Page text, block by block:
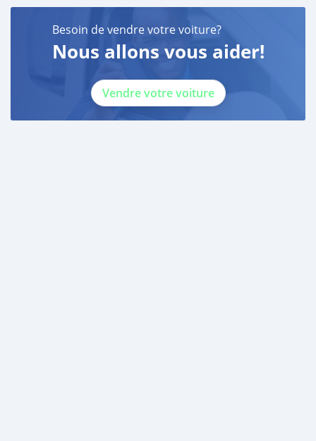
Besoin de vendre votre voiture?
Nous allons vous aider!
Vendre votre voiture